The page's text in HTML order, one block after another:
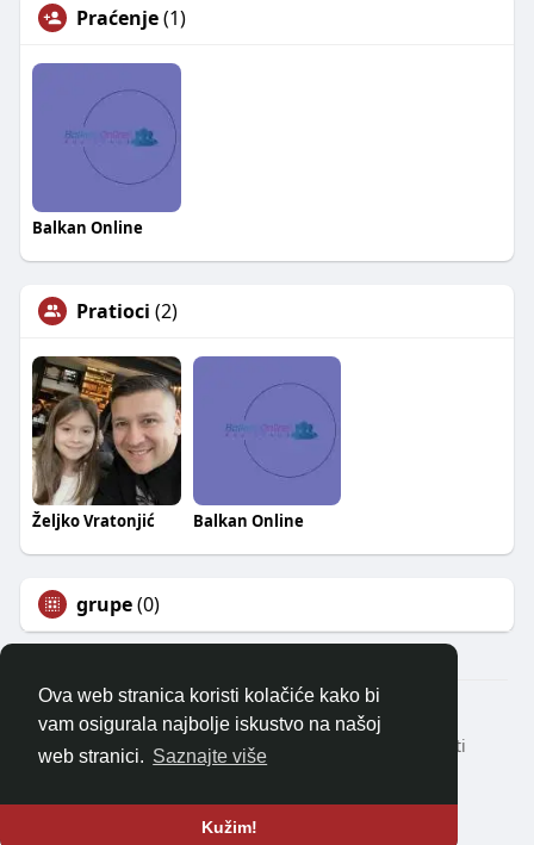
Ova web stranica koristi kolačiće kako bi
vam osigurala najbolje iskustvo na našoj
web stranici. Saznajte više
Kužim!
Praćenje(1)
Balkan Online
Pratioci (2)
Željko Vratonjić Balkan Online
grupe(0)
© 2026 balkanonline
Kući
Oko Kontaktirajte nas
Politika privatnosti
Uvjeti korištenja
Zatražite povrat novca